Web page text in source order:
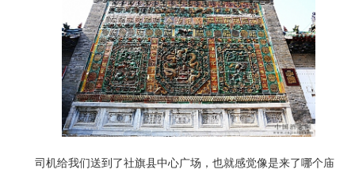
司机给我们送到了社旗县中心广场， 也就感觉像是来了哪个庙